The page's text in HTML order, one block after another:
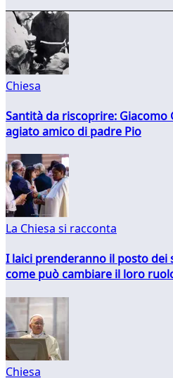
Chiesa
Santità da riscoprire: Giacomo
agiato amico di padre Pio
La Chiesa si racconta
I laici prenderanno il posto dei
come può cambiare il loro
Chiesa